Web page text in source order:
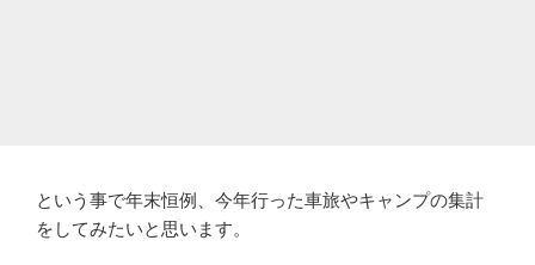
という事で年末恒例、今年行った車旅やキャンプの集計
をしてみたいと思います。